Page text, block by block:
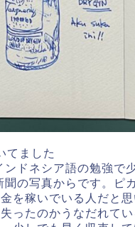
てました
ドネシア語の勉強で
聞の写真からです。ピ
を稼いでいる人だと
ったのかうなだれて